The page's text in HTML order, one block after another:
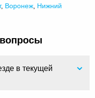
, Воронеж Нижний
в текущей